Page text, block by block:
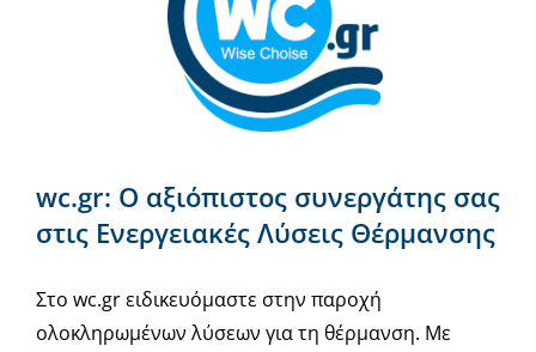
wc.gr: Ο αξιόπιστος συνεργάτης σας
στις Ενεργειακές Λύσεις Θέρμανσης
Στο wc.gr ειδικευόμαστε στην παροχή
ολοκληρωμένων λύσεων για τη θέρμανση. Με